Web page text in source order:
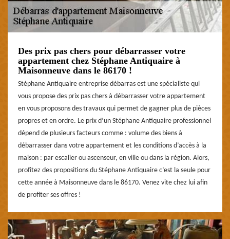
Des prix pas chers pour débarrasser votre
appartement chez Stéphane Antiquaire à
Maisonneuve dans le 86170 !
Stéphane Antiquaire entreprise débarras est une spécialiste qui
vous propose des prix pas chers à débarrasser votre appartement
en vous proposons des travaux qui permet de gagner plus de pièces
propres et en ordre. Le prix d’un Stéphane Antiquaire professionnel
dépend de plusieurs facteurs comme : volume des biens à
débarrasser dans votre appartement et les conditions d’accès à la
maison : par escalier ou ascenseur, en ville ou dans la région. Alors,
profitez des propositions du Stéphane Antiquaire c’est la seule pour
cette année à Maisonneuve dans le 86170. Venez vite chez lui afin
de profiter ses offres !